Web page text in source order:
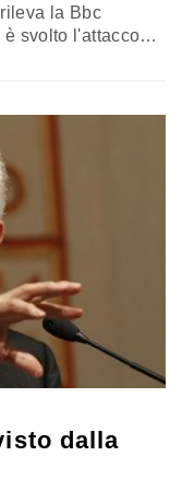
la Bbc
svolto l'attacco
i cittadini di
di Hama,
dalla